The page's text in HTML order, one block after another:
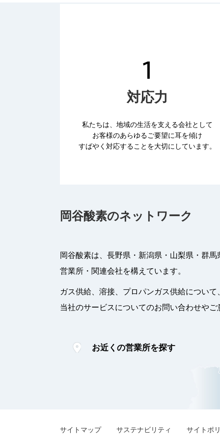
対応力
私たちは、地域の生活を支える会社として
お客様のあらゆるご要望に耳を傾け
すばやく対応することを大切にしています。
岡谷酸素のネットワーク
岡谷酸素は、長野県・新潟県・山梨県・群馬
営業所・関連会社を構えています。
ガス供給、溶接、プロパンガス供給につい
当社のサービスについてのお問い合わせや
お近くの営業所を探す
サイトマップ サステナビリティ サイトポ